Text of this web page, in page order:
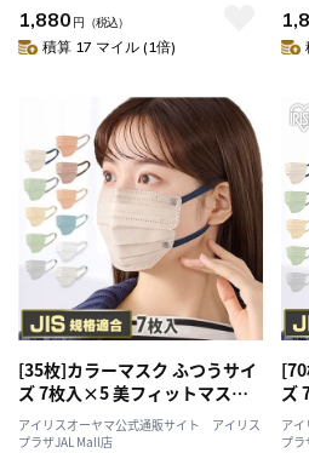
1,880 円 （税込）
積算 17 マイル (1倍)
[35枚]カラーマスク ふつうサイ
ズ 7枚入×5 美フィットマスク
シャボン
アイリスオーヤマ公式通販サイト アイリス
プラザJAL Mall店
ズ
ピ
ア
プ